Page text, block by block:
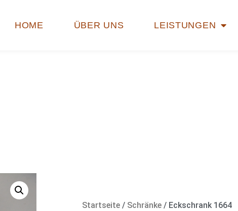
HOME ÜBER UNS LEISTUNGEN
Startseite / Schränke / Eckschrank 1664